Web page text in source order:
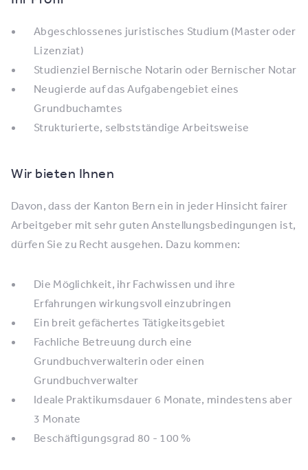
Abgeschlossenes juristisches Studium (Master oder
Lizenziat)
Studienziel Bernische Notarin oder Bernischer Notar
Neugierde auf das Aufgabengebiet eines
Grundbuchamtes
Strukturierte, selbstständige Arbeitsweise
Wir bieten Ihnen
Davon, dass der Kanton Bern ein in jeder Hinsicht fairer
Arbeitgeber mit sehr guten Anstellungsbedingungen ist,
dürfen Sie zu Recht ausgehen. Dazu kommen:
Die Möglichkeit, ihr Fachwissen und ihre
Erfahrungen wirkungsvoll einzubringen
Ein breit gefächertes Tätigkeitsgebiet
Fachliche Betreuung durch eine
Grundbuchverwalterin oder einen
Grundbuchverwalter
Ideale Praktikumsdauer 6 Monate, mindestens aber
3 Monate
Beschäftigungsgrad 80 - 100 %